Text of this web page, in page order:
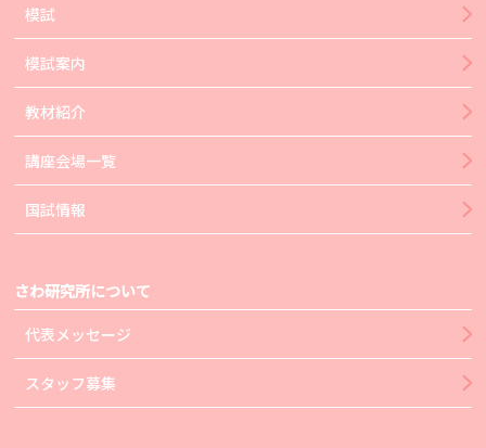
模試
模試案内
教材紹介
講座会場一覧
国試情報
さわ研究所について
代表メッセージ
スタッフ募集